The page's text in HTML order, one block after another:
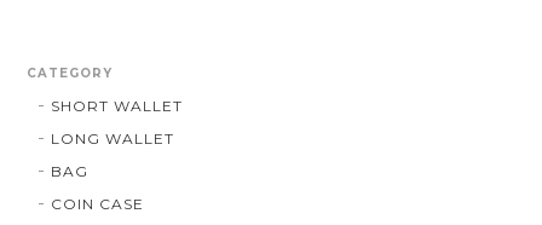
CATEGORY
SHORT WALLET
LONG WALLET
BAG
COIN CASE